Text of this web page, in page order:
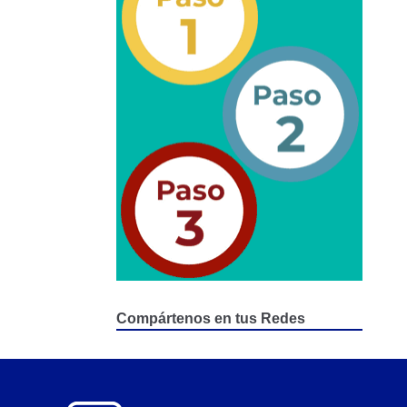
en Estacionamiento de Guarda y Custodia
Compártenos en tus Redes